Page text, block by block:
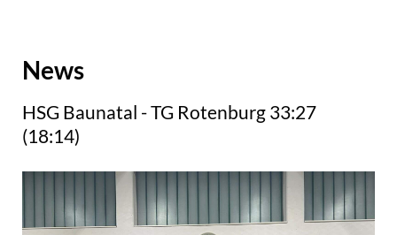
News
HSG Baunatal - TG Rotenburg 33:27
(18:14)